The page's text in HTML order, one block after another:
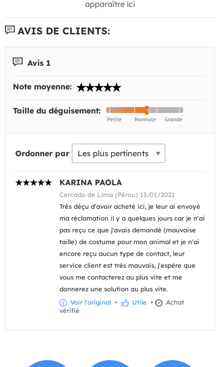
apparaître ici
AVIS DE CLIENTS:
Avis 1
Note moyenne:
Taille du déguisement:
Ordonner par
KARINA PAOLA
Cercado de Lima (Pérou) 13/01/2021
Très déçu d'avoir acheté ici, je leur ai envoyé
ma réclamation il y a quelques jours car je n'ai
pas reçu ce que j'avais demandé (mauvaise
taille) de costume pour mon animal et je n'ai
encore reçu aucun type de contact, leur
service client est très mauvais, j'espère que
vous me contacterez au plus vite et me
donnerez une solution au plus vite.
Voir l'original • Utile •
Achat
vérifié